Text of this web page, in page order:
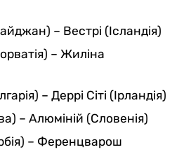
– Вестрі (Ісландія)
– Жиліна
– Деррі Сіті (Ірландія)
– Алюміній (Словенія)
– Ференцварош